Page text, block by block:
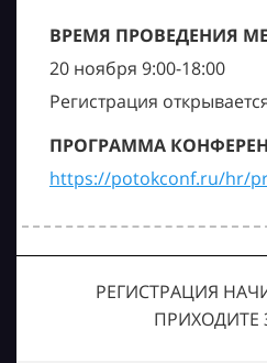
ВРЕМЯ ПРОВЕДЕНИЯ
20 ноября 9:00-18:00
Регистрация
ПРОГРАММА
https://potokconf.ru/hr/
РЕГИСТРАЦИЯ
ПРИХОДИТЕ